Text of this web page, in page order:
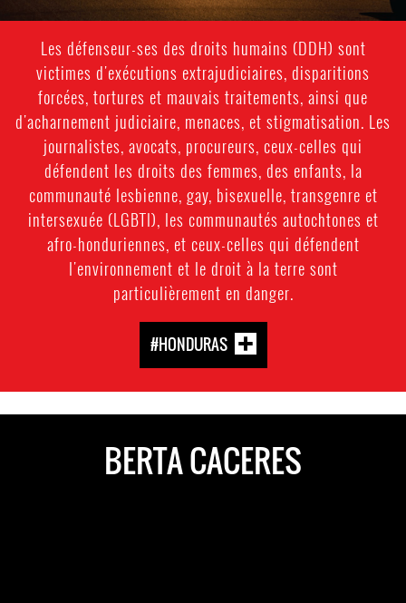
Les défenseur-ses des droits humains (DDH) sont
victimes d'exécutions extrajudiciaires, disparitions
forcées, tortures et mauvais traitements, ainsi que
d'acharnement judiciaire, menaces, et stigmatisation. Les
journalistes, avocats, procureurs, ceux-celles qui
défendent les droits des femmes, des enfants, la
communauté lesbienne, gay, bisexuelle, transgenre et
intersexuée (LGBTI), les communautés autochtones et
afro-honduriennes, et ceux-celles qui défendent
l'environnement et le droit à la terre sont
particulièrement en danger.
#HONDURAS
BERTA CACERES